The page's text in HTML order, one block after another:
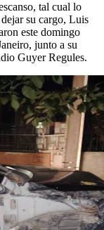
tal cual lo
su cargo, Luis
este domingo
junto a su
Guyer Regules.